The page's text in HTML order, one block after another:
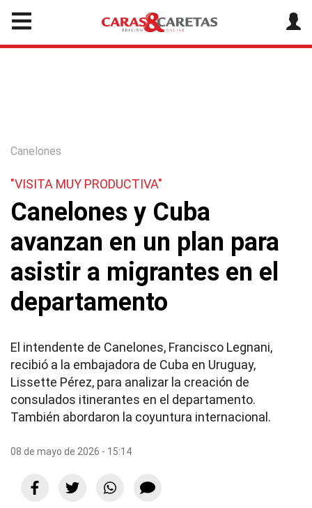
Canelones
"VISITA MUY PRODUCTIVA"
Canelones y Cuba
avanzan en un plan para
asistir a migrantes en el
departamento
El intendente de Canelones, Francisco Legnani,
recibió a la embajadora de Cuba en Uruguay,
Lissette Pérez, para analizar la creación de
consulados itinerantes en el departamento.
También abordaron la coyuntura internacional.
08 de mayo de 2026 - 15:14